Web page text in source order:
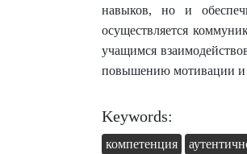
навыков, но и
осуществляется
учащимся
повышению мотивации и
Keywords:
компетенция